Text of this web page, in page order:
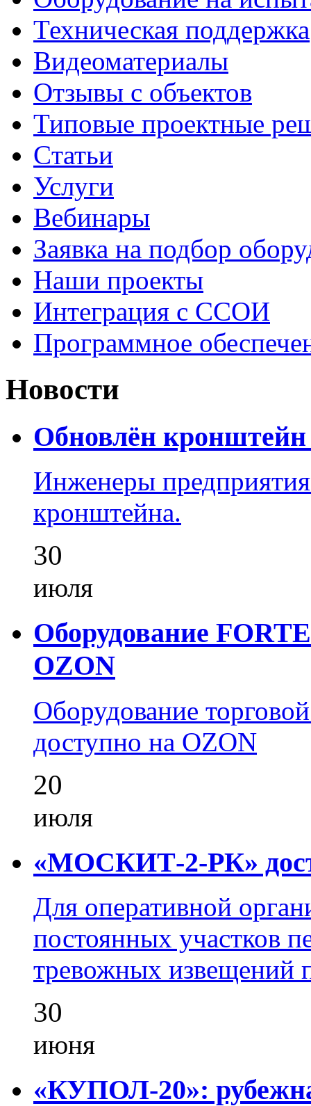
Техническая поддержка
Видеоматериалы
Отзывы с объектов
Типовые проектные
Cтатьи
Услуги
Вебинары
Заявка на подбор
Наши проекты
Интеграция с ССОИ
Программное
Новости
Обновлён
Инженеры
кронштейна.
30
июля
Оборудование
OZON
Оборудование
доступно на OZON
20
июля
«МОСКИТ-2-РК»
Для оперативной
постоянных участков
тревожных извещений
30
июня
«КУПОЛ-20»: